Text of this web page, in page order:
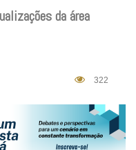
da área
322